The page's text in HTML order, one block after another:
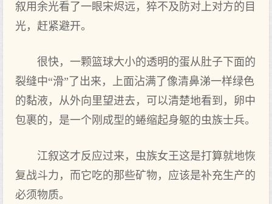
叙用余光看了一眼宋烬远，猝不及防对上对方的目
光，赶紧避开。
很快，一颗篮球大小的透明的蛋从肚子下面的
裂缝中“滑”了出来，上面沾满了像清鼻涕一样绿色
的黏液，从外向里望进去，可以清楚地看到，卵中
包裹的，是一个刚成型的蜷缩起身躯的虫族士兵。
江叙这才反应过来，虫族女王这是打算就地恢
复战斗力，而它吃的那些矿物，应该是补充生产的
必须物质。